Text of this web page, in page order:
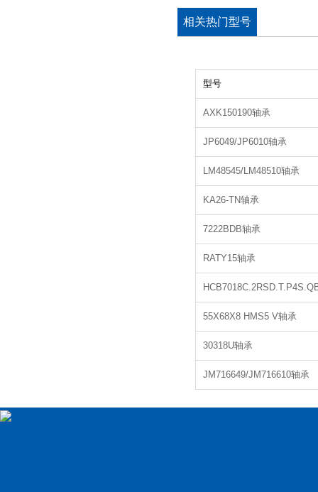
相关热门型号
型号
AXK150190轴承
JP6049/JP6010轴承
LM48545/LM48510轴承
KA26-TN轴承
7222BDB轴承
RATY15轴承
55X68X8 HMS5 V轴承
30318U轴承
JM716649/JM716610轴承